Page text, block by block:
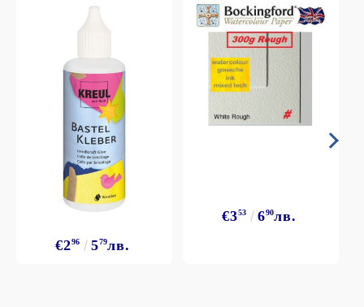
€296 579лв.
€353 690лв.